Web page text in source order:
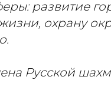
развитие
охрану
Русской